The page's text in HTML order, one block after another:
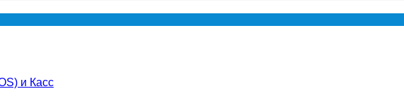
и Касс